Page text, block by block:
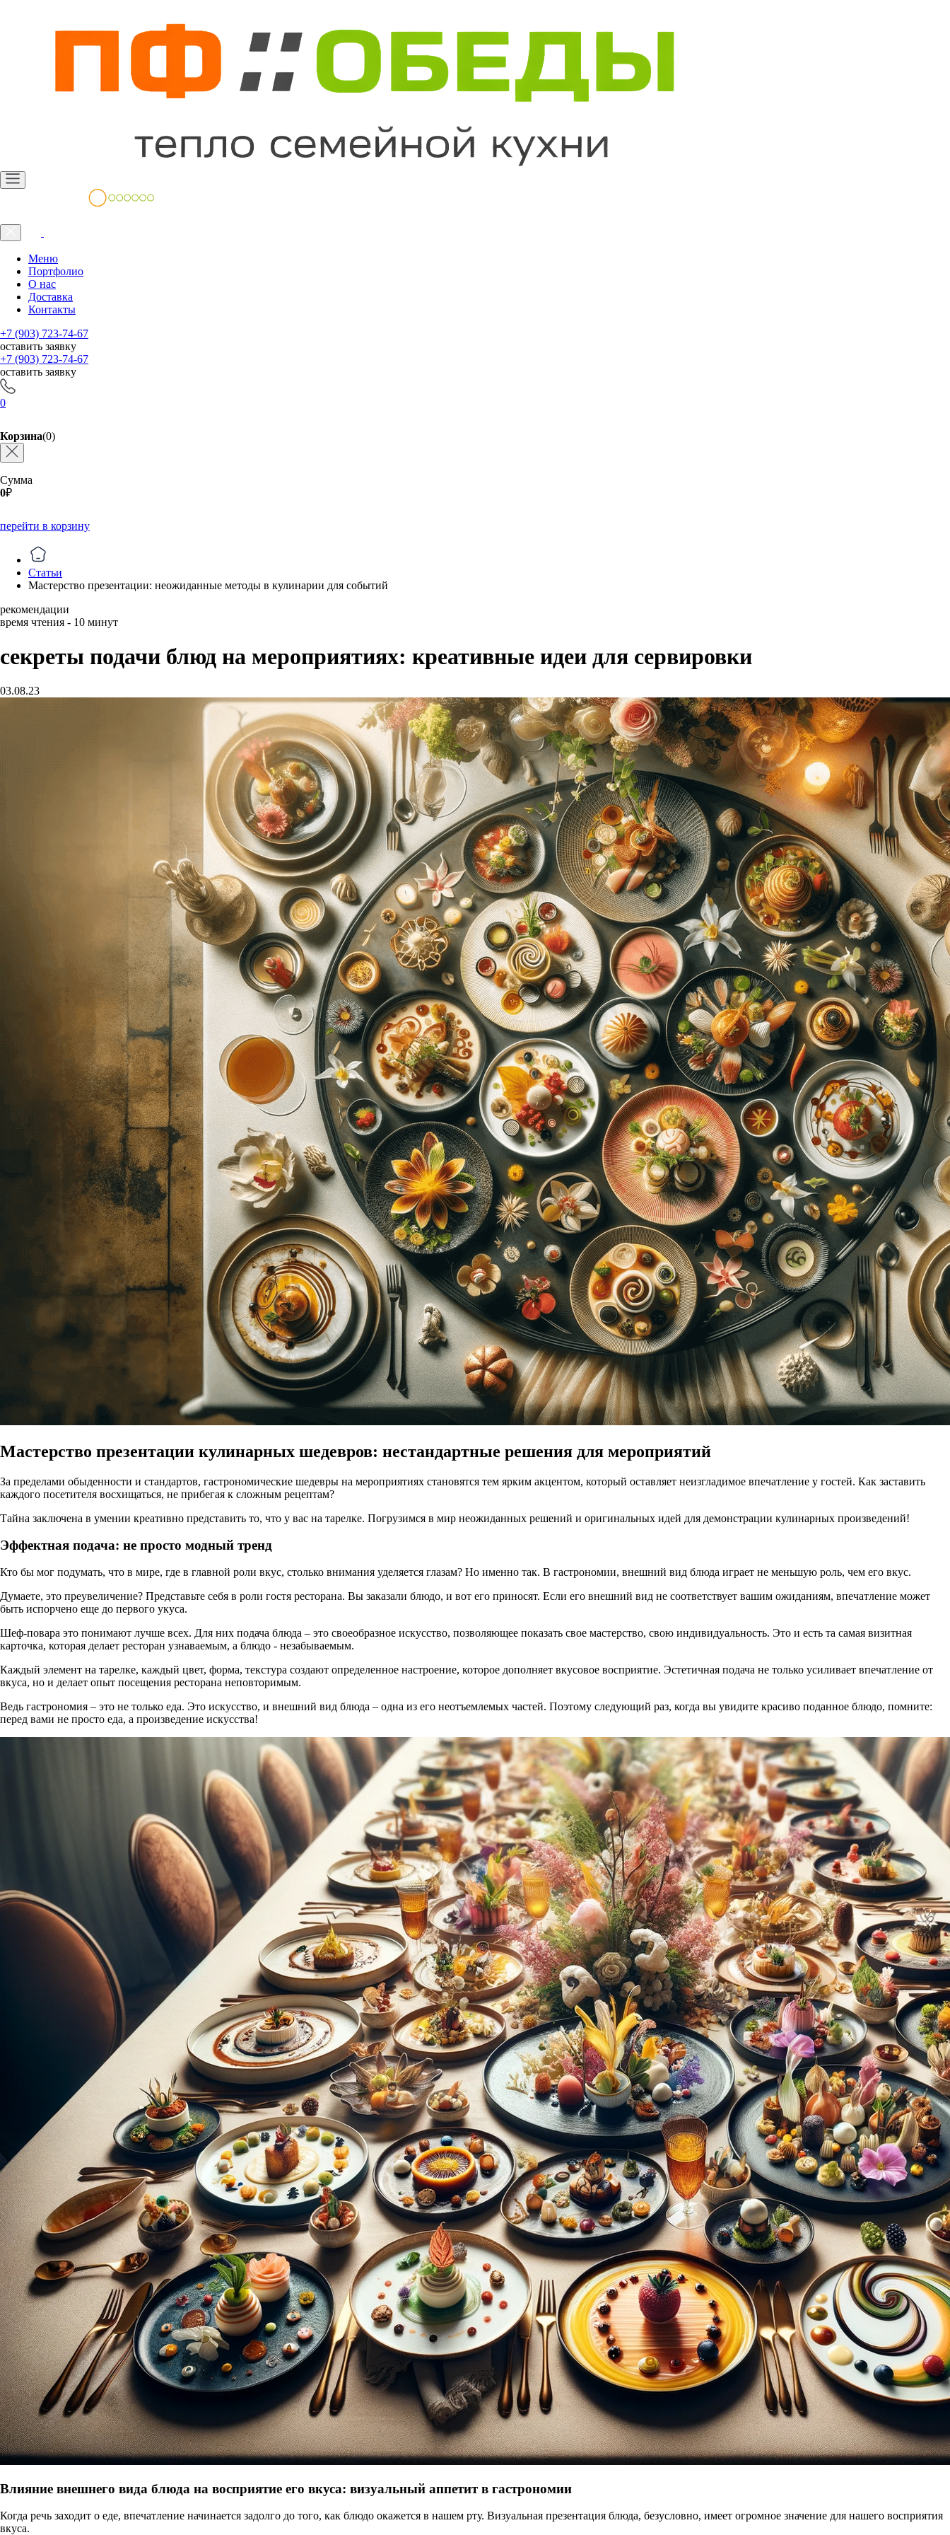
Меню
Портфолио
О нас
Доставка
Контакты
+7 (903) 723-74-67
оставить заявку
+7 (903) 723-74-67
оставить заявку
0
Корзина(0)
Сумма
0₽
перейти в корзину
Статьи
Мастерство презентации: неожиданные методы в кулинарии для событий
рекомендации
время чтения - 10 минут
секреты подачи блюд на мероприятиях: креативные идеи для сервировки
03.08.23
Мастерство презентации кулинарных шедевров: нестандартные решения для мероприятий
За пределами обыденности и стандартов, гастрономические шедевры на мероприятиях становятся тем ярким акцентом, который оставляет неизгладимое впечатление у гостей. Как заставить
каждого посетителя восхищаться, не прибегая к сложным рецептам?
Тайна заключена в умении креативно представить то, что у вас на тарелке. Погрузимся в мир неожиданных решений и оригинальных идей для демонстрации кулинарных произведений!
Эффектная подача: не просто модный тренд
Кто бы мог подумать, что в мире, где в главной роли вкус, столько внимания уделяется глазам? Но именно так. В гастрономии, внешний вид блюда играет не меньшую роль, чем его вкус.
Думаете, это преувеличение? Представьте себя в роли гостя ресторана. Вы заказали блюдо, и вот его приносят. Если его внешний вид не соответствует вашим ожиданиям, впечатление может
быть испорчено еще до первого укуса.
Шеф-повара это понимают лучше всех. Для них подача блюда – это своеобразное искусство, позволяющее показать свое мастерство, свою индивидуальность. Это и есть та самая визитная
карточка, которая делает ресторан узнаваемым, а блюдо - незабываемым.
Каждый элемент на тарелке, каждый цвет, форма, текстура создают определенное настроение, которое дополняет вкусовое восприятие. Эстетичная подача не только усиливает впечатление от
вкуса, но и делает опыт посещения ресторана неповторимым.
Ведь гастрономия – это не только еда. Это искусство, и внешний вид блюда – одна из его неотъемлемых частей. Поэтому следующий раз, когда вы увидите красиво поданное блюдо, помните:
перед вами не просто еда, а произведение искусства!
Влияние внешнего вида блюда на восприятие его вкуса: визуальный аппетит в гастрономии
Когда речь заходит о еде, впечатление начинается задолго до того, как блюдо окажется в нашем рту. Визуальная презентация блюда, безусловно, имеет огромное значение для нашего восприятия
вкуса.